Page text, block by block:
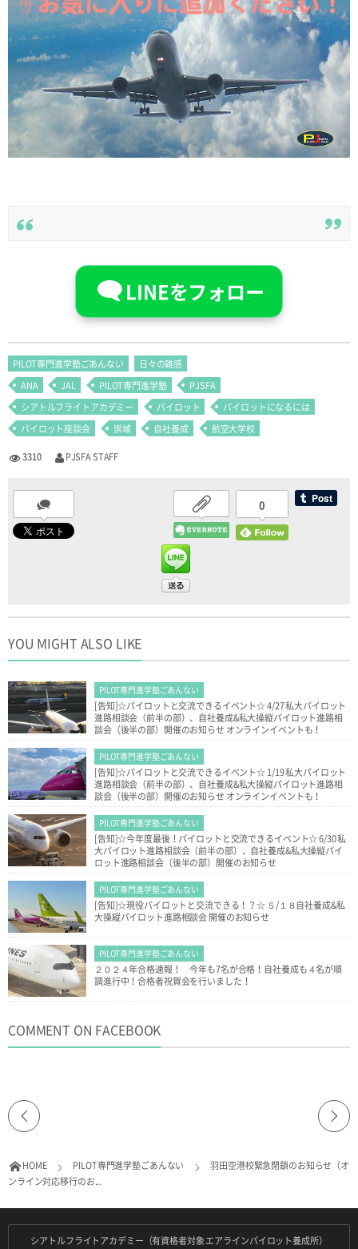
LINEをフォロー
PILOT専門進学塾ごあんない
日々の雑感
ANA
JAL PILOT専門進学塾
PJSFA
シアトルフライトアカデミー
パイロット
パイロットになるには
パイロット座談会
崇城 自社養成 航空大学校
3310 PJSFA STAFF
0
YOU MIGHT ALSO LIKE
PILOT専門進学塾ごあんない
[告知]☆パイロットと交流できるイベント☆ 4/27 私大パイロット
進路相談会（前半の部）、自社養成&私大操縦パイロット進路相
談会（後半の部）開催のお知らせ オンラインイベントも！
PILOT専門進学塾ごあんない
[告知]☆パイロットと交流できるイベント☆ 1/19 私大パイロット
進路相談会（前半の部）、自社養成&私大操縦パイロット進路相
談会（後半の部）開催のお知らせ オンラインイベントも！
PILOT専門進学塾ごあんない
[告知]☆今年度最後！パイロットと交流できるイベント☆ 6/30 私
大パイロット進路相談会（前半の部）、自社養成&私大操縦パイ
ロット進路相談会（後半の部）開催のお知らせ
PILOT専門進学塾ごあんない
[告知]☆現役パイロットと交流できる！？☆ ５/１８自社養成&私
大操縦パイロット進路相談会 開催のお知らせ
PILOT専門進学塾ごあんない
２０２４年合格速報！ 今年も7名が合格！自社養成も４名が順
調進行中！合格者祝賀会を行いました！
COMMENT ON FACEBOOK
HOME PILOT専門進学塾ごあんない
羽田空港校緊急閉鎖のお知らせ（オ
ンライン対応移行のお...
シアトルフライトアカデミー（有資格者対象 エアラインパイロット養成所）